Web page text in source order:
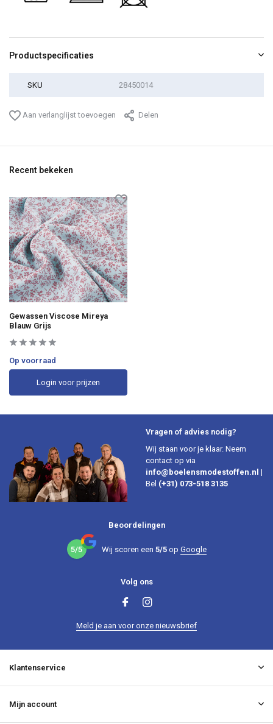
Productspecificaties
SKU 28450014
Aan verlanglijst toevoegen Delen
Recent bekeken
Gewassen Viscose Mireya
Blauw Grijs
Op voorraad
Login voor prijzen
Vragen of advies nodig?
Wij staan voor je klaar. Neem
contact op via
info@boelensmodestoffen.nl |
Bel (+31) 073-518 3135
Beoordelingen
5/5 Wij scoren een 5/5op Google
Volg ons
Meld je aan voor onze nieuwsbrief
Klantenservice
Mijn account